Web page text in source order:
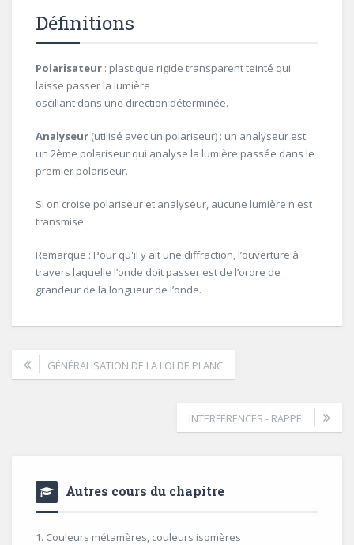
Définitions
Polarisateur : plastique rigide transparent teinté qui
laisse passer la lumière
oscillant dans une direction déterminée.
Analyseur (utilisé avec un polariseur) : un analyseur est
un 2ème polariseur qui analyse la lumière passée dans le
premier polariseur.
Si on croise polariseur et analyseur, aucune lumière n'est
transmise.
Remarque : Pour qu'il y ait une diffraction, l’ouverture à
travers laquelle l’onde doit passer est de l’ordre de
grandeur de la longueur de l’onde.
GÉNÉRALISATION DE LA LOI DE PLANC
INTERFÉRENCES - RAPPEL
Autres cours du chapitre
1. Couleurs métamères, couleurs isomères